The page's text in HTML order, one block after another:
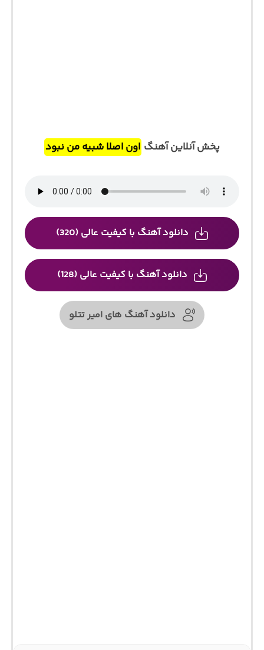
پخش آنلاین آهنگ اون اصلا شبیه من نبود
دانلود آهنگ با کیفیت عالی (320)
دانلود آهنگ با کیفیت عالی (128)
دانلود آهنگ های امیر تتلو